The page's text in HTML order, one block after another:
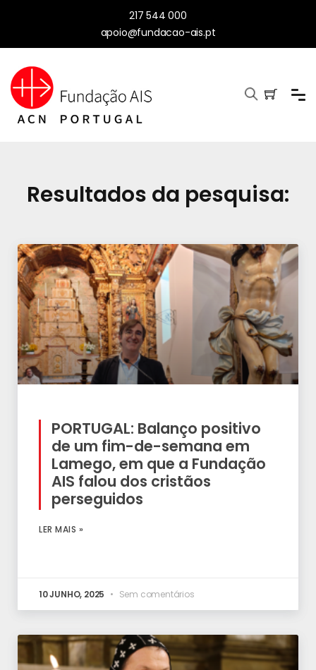
217 544 000
apoio@fundacao-ais.pt
Resultados da pesquisa:
PORTUGAL: Balanço positivo
de um fim-de-semana em
Lamego, em que a Fundação
AIS falou dos cristãos
perseguidos
LER MAIS »
10 JUNHO, 2025 Sem comentários